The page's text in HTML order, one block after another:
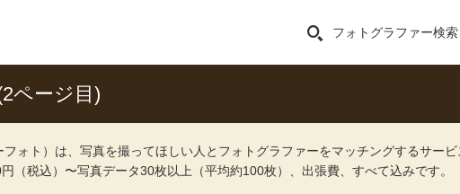
フォトグラファー検索
ページ目)
ォト）は、写真を撮ってほしい人とフォトグラファーをマッチングするサービ
（税込）〜写真データ30枚以上（平均約100枚）、出張費、すべて込みです。